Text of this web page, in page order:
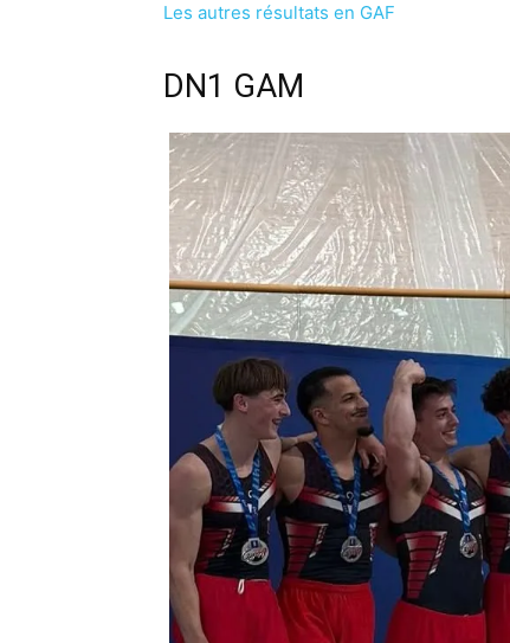
Les autres résultats en GAF
DN1 GAM